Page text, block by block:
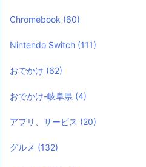
Chromebook (60)
Nintendo Switch (111)
おでかけ (62)
おでかけ-岐阜県 (4)
アプリ、サービス (20)
グルメ (132)